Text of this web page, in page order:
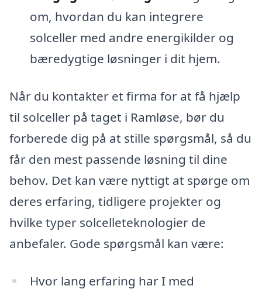
om, hvordan du kan integrere
solceller med andre energikilder og
bæredygtige løsninger i dit hjem.
Når du kontakter et firma for at få hjælp
til solceller på taget i Ramløse, bør du
forberede dig på at stille spørgsmål, så du
får den mest passende løsning til dine
behov. Det kan være nyttigt at spørge om
deres erfaring, tidligere projekter og
hvilke typer solcelleteknologier de
anbefaler. Gode spørgsmål kan være:
Hvor lang erfaring har I med